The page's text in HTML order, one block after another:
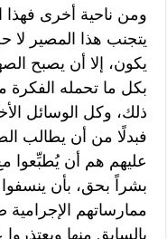
ومن ناحية أخرى
يتجنب هذا المصير لا
يكون، إلا أن يصبح
بكل ما تحمله
ذلك، وكل الوسائل
فبدلًا من أن يطالب
عليهم هم أن يُطبِّعوا
بشراً بحق، بأن
ممارساتهم الإجرامية
بالسابق منها